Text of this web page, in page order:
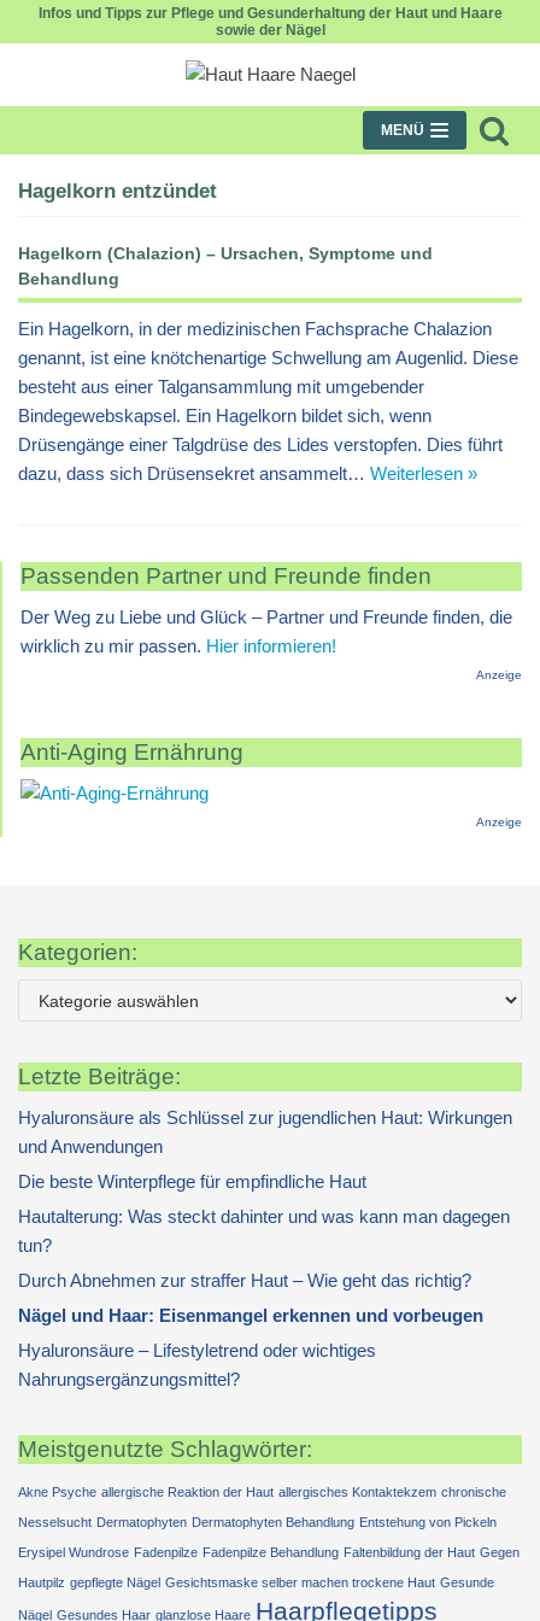
Infos und Tipps zur Pflege und Gesunderhaltung der Haut und Haare
sowie der Nägel
MENÜ
Hagelkorn entzündet
Hagelkorn (Chalazion) – Ursachen, Symptome und
Behandlung
Ein Hagelkorn, in der medizinischen Fachsprache Chalazion
genannt, ist eine knötchenartige Schwellung am Augenlid. Diese
besteht aus einer Talgansammlung mit umgebender
Bindegewebskapsel. Ein Hagelkorn bildet sich, wenn
Drüsengänge einer Talgdrüse des Lides verstopfen. Dies führt
dazu, dass sich Drüsensekret ansammelt… Weiterlesen »
Passenden Partner und Freunde finden
Der Weg zu Liebe und Glück – Partner und Freunde finden, die
wirklich zu mir passen. Hier informieren!
Anzeige
Anti-Aging Ernährung
Anzeige
Kategorien:
Letzte Beiträge:
Hyaluronsäure als Schlüssel zur jugendlichen Haut: Wirkungen
und Anwendungen
Die beste Winterpflege für empfindliche Haut
Hautalterung: Was steckt dahinter und was kann man dagegen
tun?
Durch Abnehmen zur straffer Haut – Wie geht das richtig?
Nägel und Haar: Eisenmangel erkennen und vorbeugen
Hyaluronsäure – Lifestyletrend oder wichtiges
Nahrungsergänzungsmittel?
Meistgenutzte Schlagwörter:
Akne Psyche allergische Reaktion der Haut allergisches Kontaktekzem chronische
Nesselsucht Dermatophyten Dermatophyten Behandlung Entstehung von Pickeln
Erysipel Wundrose Fadenpilze Fadenpilze Behandlung Faltenbildung der Haut Gegen
Hautpilz gepflegte Nägel Gesichtsmaske selber machen trockene Haut Gesunde
Nägel Gesundes Haar glanzlose Haare Haarpflegetipps